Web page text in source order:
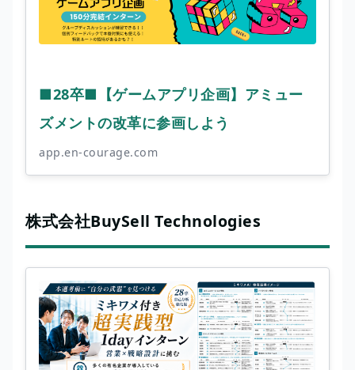
■28卒■【ゲームアプリ企画】アミュー
ズメントの改革に参画しよう
app.en-courage.com
株式会社BuySell Technologies